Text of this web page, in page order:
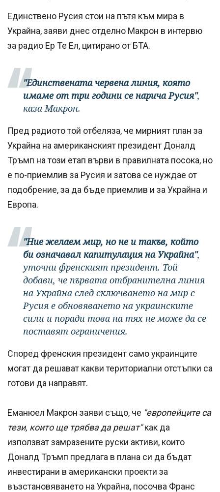
Единствено Русия стои на пътя към мира в
Украйна, заяви днес отделно Макрон в интервю
за радио Ер Те Ел, цитирано от БТА.
"Единствената червена линия, която
имаме от три години се нарича Русия",
каза Макрон.
Пред радиото той отбеляза, че мирният план за
Украйна на американският президент Доналд
Тръмп на този етап върви в правилната посока, но
е по-приемлив за Русия и затова се нуждае от
подобрение, за да бъде приемлив и за Украйна и
Европа.
"Ние желаем мир, но не и такъв, който
би означавал капитулация на Украйна",
уточни френският президент. Той
добави, че първата отбранителна линия
на Украйна след сключването на мир с
Русия е обновяването на украинските
сили и поради това на тях не може да се
поставят ограничения.
Според френския президент само украинците
могат да решават какви териториални отстъпки са
готови да направят.
Еманюел Макрон заяви също, че "европейците са
тези, които ще трябва да решат"как да
използват замразените руски активи, които
Доналд Тръмп предлага в плана си да бъдат
инвестирани в американски проекти за
възстановяването на Украйна, посочва Франс